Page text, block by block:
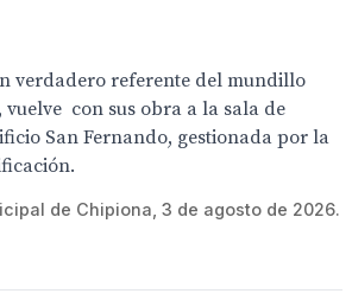
verdadero referente del mundillo
con sus obra a la sala de
San Fernando, gestionada por la
de Chipiona, 3 de agosto de 2026.